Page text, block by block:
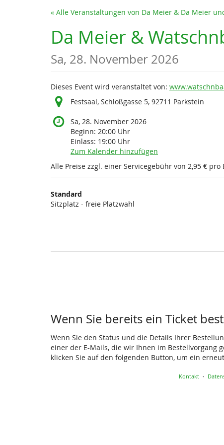
« Alle Veranstaltungen von Da Meier & Da Meier
Da Meier &
Sa, 28. November 2026
Dieses Event wird veranstaltet von:
Festsaal, Schloßgasse 5, 92711 Parkstein
Sa, 28. November 2026
Beginn: 20:00 Uhr
Einlass: 19:00 Uhr
Zum Kalender hinzufügen
Alle Preise zzgl. einer Servicegebühr von 2,95 € pro
Produkte
Unkategorisierte
Standard
Sitzplatz - freie Platzwahl
Wenn Sie bereits ein Ticket
Wenn Sie den Status und die Details Ihrer
einer der E-Mails, die wir Ihnen im Bestellvorgang
klicken Sie auf den folgenden Button, um ein
Kontakt